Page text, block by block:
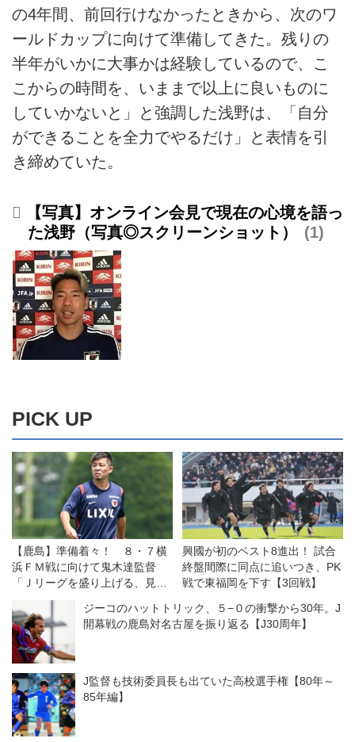
の4年間、前回行けなかったときから、次のワ
ールドカップに向けて準備してきた。残りの
半年がいかに大事かは経験しているので、こ
こからの時間を、いままで以上に良いものに
していかないと」と強調した浅野は、「自分
ができることを全力でやるだけ」と表情を引
き締めていた。
【写真】オンライン会見で現在の心境を語っ
た浅野（写真◎スクリーンショット）
1
PICK UP
【鹿島】準備着々！ ８・７横
浜ＦＭ戦に向けて鬼木達監督
「Ｊリーグを盛り上げる、見て
いる人に喜んでもらえるゲーム
をしたい」
興國が初のベスト8進出！ 試合
終盤間際に同点に追いつき、PK
戦で東福岡を下す【3回戦】
ジーコのハットトリック、５−０の衝撃から30年。J
開幕戦の鹿島対名古屋を振り返る【J30周年】
J監督も技術委員長も出ていた高校選手権【80年～
85年編】